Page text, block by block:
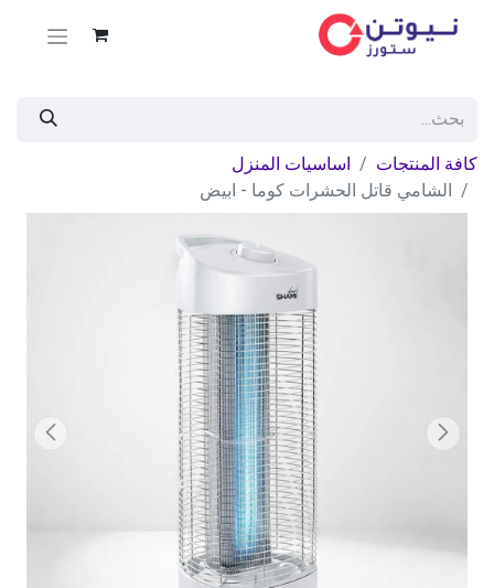
كافة المنتجات
اساسيات المنزل
الشامي قاتل الحشرات كوما - ابيض